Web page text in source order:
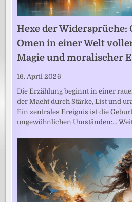
Hexe der Widersprüche:
Omen in einer Welt
Magie und moralischer
16. April 2026
Die Erzählung beginnt in einer
der Macht durch Stärke, List und
Ein zentrales Ereignis ist die
ungewöhnlichen Umständen:…